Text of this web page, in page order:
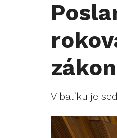
V balíku je